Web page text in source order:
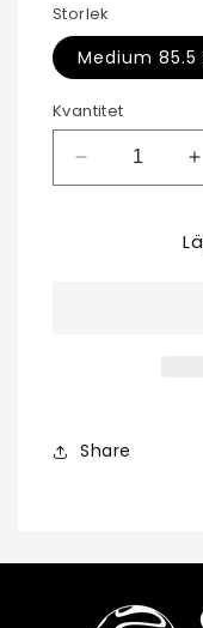
Storlek
Medium 85.5
Kvantitet
Minska
kvantitet
Share